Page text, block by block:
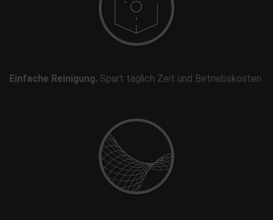
Einfache Reinigung. Spart täglich Zeit und Betriebskosten.